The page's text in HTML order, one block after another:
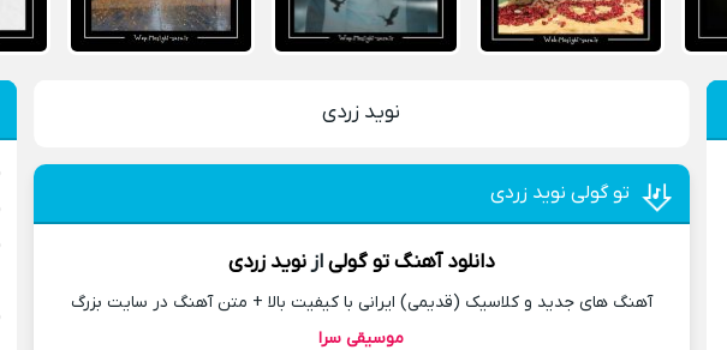
نوید زردی
تو گولی نوید زردی
دانلود آهنگتو گولیازنوید زردی
آهنگ های جدید و کلاسیک (قدیمی) ایرانی با کیفیت بالا + متن آهنگ در سایت بزرگ
موسیقی سرا